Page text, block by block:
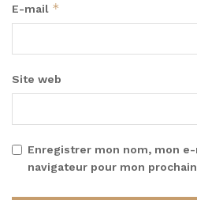
E-mail *
Site web
Enregistrer mon nom, mon
navigateur pour mon